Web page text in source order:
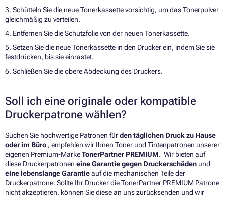
3. Schütteln Sie die neue Tonerkassette vorsichtig, um das Tonerpulver
gleichmäßig zu verteilen.
4. Entfernen Sie die Schutzfolie von der neuen Tonerkassette.
5. Setzen Sie die neue Tonerkassette in den Drucker ein, indem Sie sie
festdrücken, bis sie einrastet.
6. Schließen Sie die obere Abdeckung des Druckers.
Soll ich eine originale oder kompatible
Druckerpatrone wählen?
Suchen Sie hochwertige Patronen fürden täglichen Druck zu Hause
oder im Büro , empfehlen wir Ihnen Toner und Tintenpatronen unserer
eigenen Premium-MarkeTonerPartner PREMIUM. Wir bieten auf
diese Druckerpatronen eine Garantie gegen Druckerschäden und
eine lebenslange Garantieauf die mechanischen Teile der
Druckerpatrone. Sollte Ihr Drucker die TonerPartner PREMIUM Patrone
nicht akzeptieren, können Sie diese an uns zurücksenden und wir